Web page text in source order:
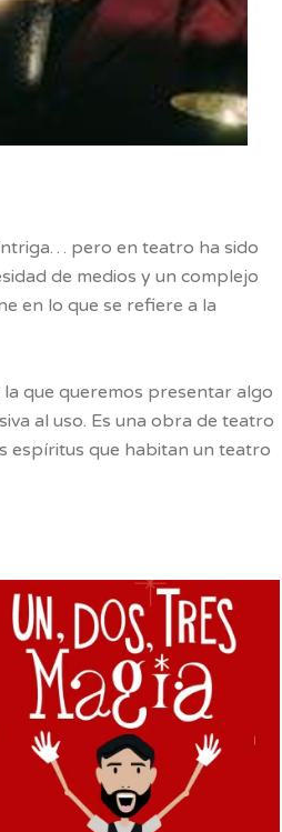
pero en teatro ha sido
de medios y un complejo
en lo que se refiere a la
que queremos presentar algo
al uso. Es una obra de teatro
espíritus que habitan un teatro